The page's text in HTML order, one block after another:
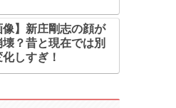
像】新庄剛志の顔が
？昔と現在では別
しすぎ！